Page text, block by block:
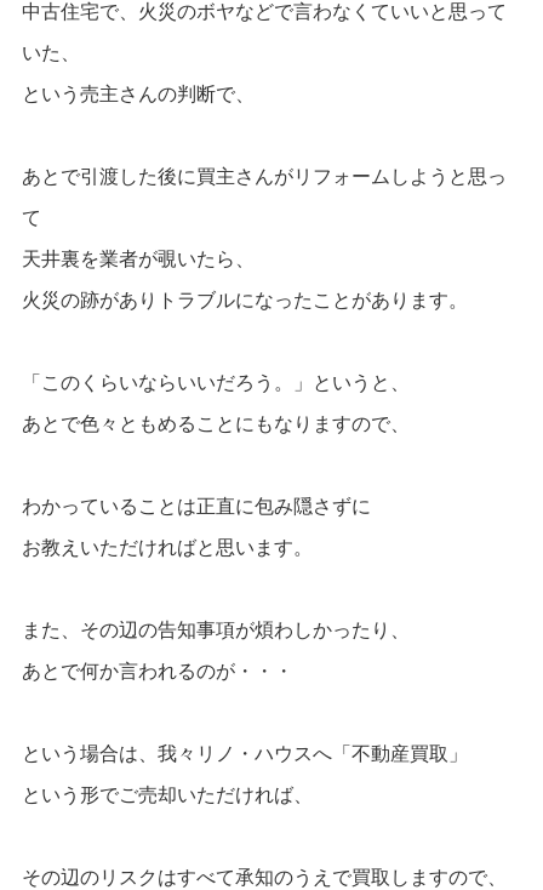
中古住宅で、 火災のボヤなどで言わなくていいと思って
いた、
という売主さんの判断で、
あとで引渡した後に買主さんがリフォームしようと思っ
て
天井裏を業者が覗いたら、
火災の跡がありトラブルになったことがあります。
「このくらいならいいだろう。」というと、
あとで色々ともめることにもなりますので、
わかっていることは正直に包み隠さずに
お教えいただければと思います。
また、その辺の告知事項が煩わしかったり、
あとで何か言われるのが・・・
という場合は、我々リノ・ハウスへ「不動産買取」
という形でご売却いただければ、
その辺のリスクはすべて承知のうえで買取しますので、